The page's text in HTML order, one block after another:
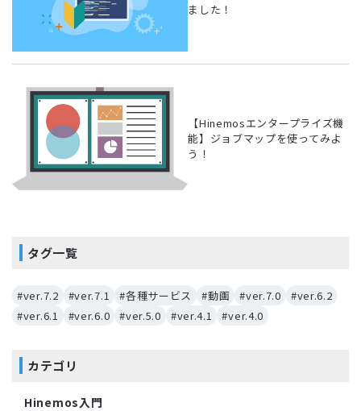
ました！
【Hinemosエンタープライズ機
能】ジョブマップを使ってみよ
う！
タグ一覧
#ver.7.2 #ver.7.1 #各種サービス #動画 #ver.7.0
#ver.6.2
#ver.6.1
#ver.6.0 #ver.5.0 #ver.4.1 #ver.4.0
カテゴリ
Hinemos入門